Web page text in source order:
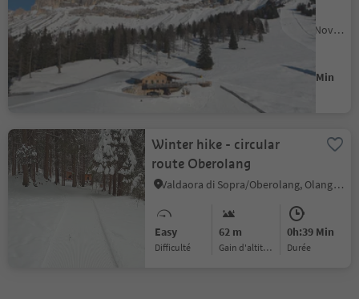
Messnerjoch mountain
hut
Carezza/Karersee, Welschnofen/Nova Levante, Dolomites Region Eggental
Easy
Difficulté Gain d'altitude
1h:13 Min
Winter hike - circular
route Oberolang
Valdaora di Sopra/Oberolang, Olang/Valdaora, Dolomites Region Kronplatz/Plan de Corones
Easy
Difficulté
62 m
Gain d'altitude
0h:39 Min
durée